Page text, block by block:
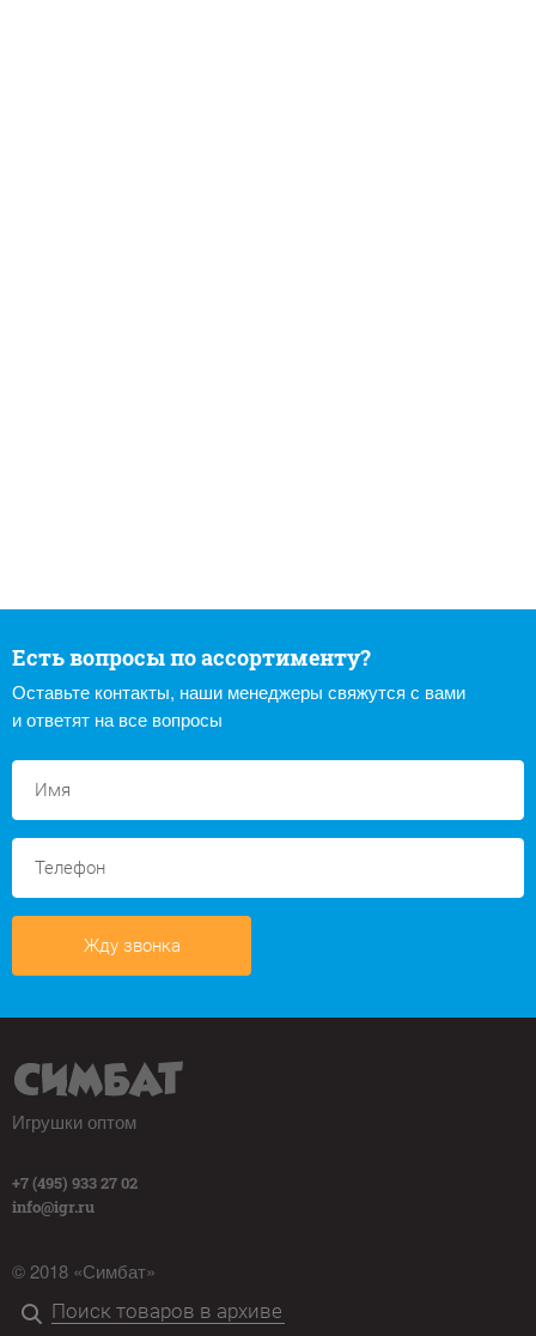
Есть вопросы по ассортименту?
Оставьте контакты, наши менеджеры свяжутся с вами
и ответят на все вопросы
Жду звонка
Игрушки оптом
+7 (495) 933 27 02
info@igr.ru
© 2018 «Симбат»